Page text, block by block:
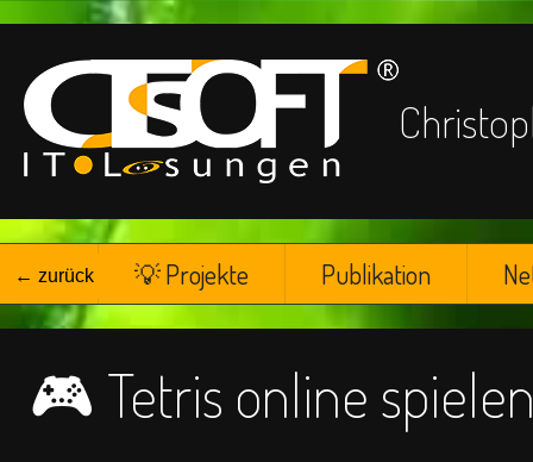
← zurück
☁ 💡 Projekte Publikation
🎮 Tetris online